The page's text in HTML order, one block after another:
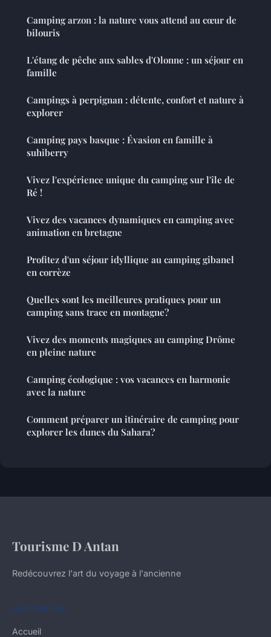
Camping arzon : la nature vous attend au cœur de
bilouris
L'étang de pêche aux sables d'Olonne : un séjour en
famille
Campings à perpignan : détente, confort et nature à
explorer
Camping pays basque : Évasion en famille à
suhiberry
Vivez l'expérience unique du camping sur l'île de
Ré !
Vivez des vacances dynamiques en camping avec
animation en bretagne
Profitez d'un séjour idyllique au camping gibanel
en corrèze
Quelles sont les meilleures pratiques pour un
camping sans trace en montagne?
Vivez des moments magiques au camping Drôme
en pleine nature
Camping écologique : vos vacances en harmonie
avec la nature
Comment préparer un itinéraire de camping pour
explorer les dunes du Sahara?
Tourisme D Antan
Redécouvrez l'art du voyage à l'ancienne
NAVIGATION
Accueil